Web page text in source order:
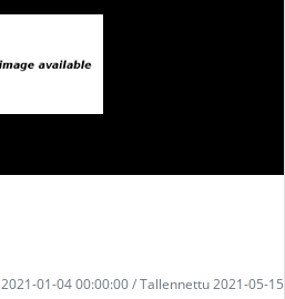
2021-01-04 00:00:00 / Tallennettu 2021-05-15